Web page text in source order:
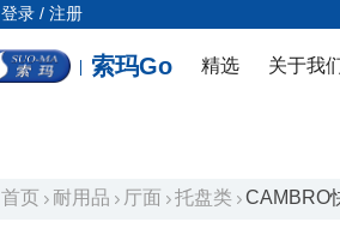
登录 / 注册
索玛Go 精选 关于我
首页 耐用品 厅面 托盘类 CAMBRO